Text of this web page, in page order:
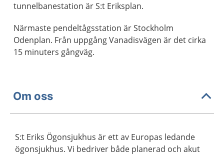
tunnelbanestation är S:t Eriksplan.
Närmaste pendeltågsstation är Stockholm
Odenplan. Från uppgång Vanadisvägen är det cirka
15 minuters gångväg.
Om oss
S:t Eriks Ögonsjukhus är ett av Europas ledande
ögonsjukhus. Vi bedriver både planerad och akut